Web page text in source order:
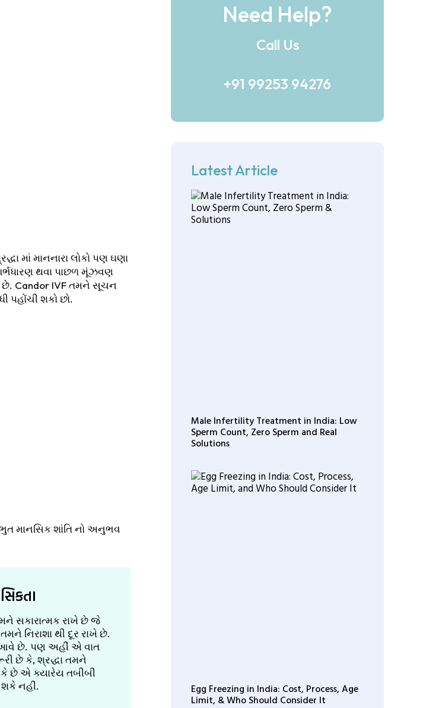
માં માનનારા લોકો પણ ઘણા
થવા પાછળ મૂંઝવણ
છે. Candor IVF તમને સૂચન
પહોંચી શકો છો.
માનસિક શાંતિ નો અનુભવ
સકારાત્મક રાખે છે જે
નિરાશા થી દૂર રાખે છે.
આવે છે. પણ અહીં એ વાત
છે કે, શ્રદ્ધા તમને
છે એ ક્યારેય તબીબી
શકે નહીં.
Need Help?
Call Us
+91 99253 94276
Latest Article
Male Infertility Treatment in India: Low
Sperm Count, Zero Sperm and Real
Solutions
Egg Freezing in India: Cost, Process, Age
Limit, & Who Should Consider It